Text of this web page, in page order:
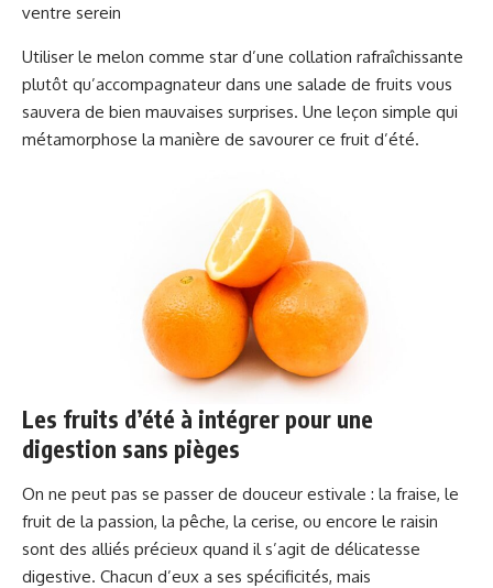
ventre serein
Utiliser le melon comme star d’une collation rafraîchissante
plutôt qu’accompagnateur dans une salade de fruits vous
sauvera de bien mauvaises surprises. Une leçon simple qui
métamorphose la manière de savourer ce fruit d’été.
Les fruits d’été à intégrer pour une
digestion sans pièges
On ne peut pas se passer de douceur estivale : la fraise, le
fruit de la passion, la pêche, la cerise, ou encore le raisin
sont des alliés précieux quand il s’agit de délicatesse
digestive. Chacun d’eux a ses spécificités, mais